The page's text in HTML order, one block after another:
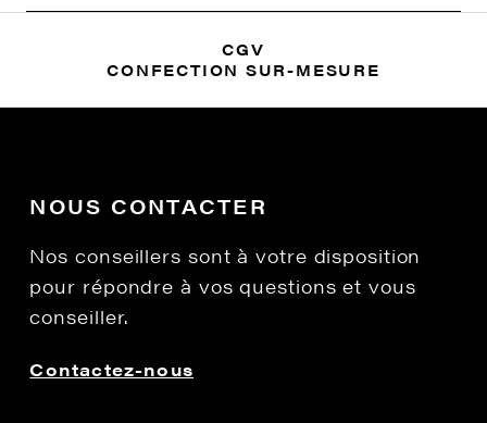
CGV
CONFECTION SUR-MESURE
NOUS CONTACTER
Nos conseillers sont à votre disposition
pour répondre à vos questions et vous
conseiller.
Contactez-nous